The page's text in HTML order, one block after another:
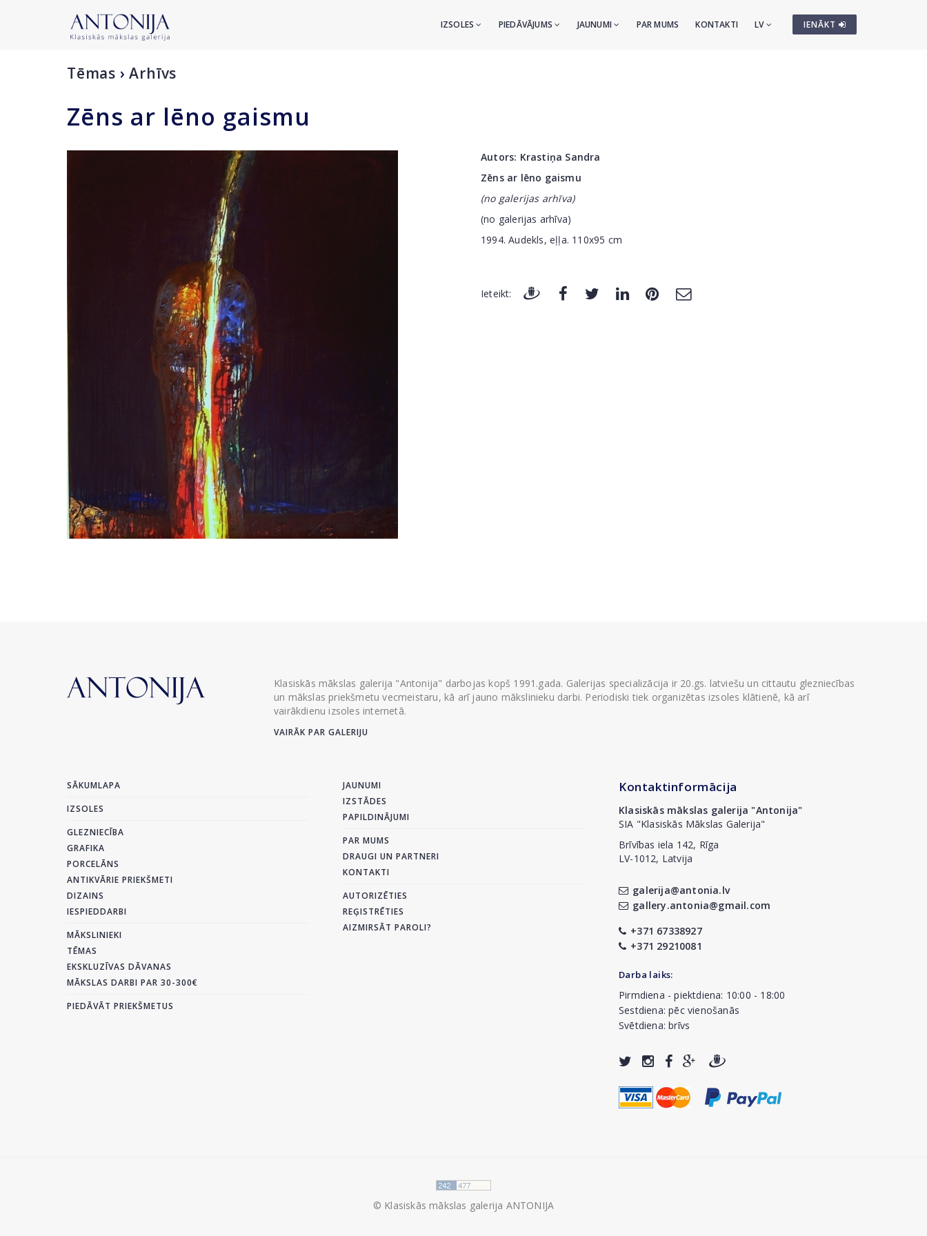
IENĀKT
IZSOLES PIEDĀVĀJUMS JAUNUMI PAR MUMS KONTAKTI LV
Tēmas ›Arhīvs
Zēns ar lēno gaismu
Autors: Krastiņa Sandra
Zēns ar lēno gaismu
(no galerijas arhīva)
(no galerijas arhīva)
1994. Audekls, eļļa. 110x95 cm
Ieteikt:
Klasiskās mākslas galerija "Antonija" darbojas kopš 1991.gada. Galerijas specializācija ir 20.gs. latviešu un cittautu glezniecības
un mākslas priekšmetu vecmeistaru, kā arī jauno mākslinieku darbi. Periodiski tiek organizētas izsoles klātienē, kā arī
vairākdienu izsoles internetā.
VAIRĀK PAR GALERIJU
SĀKUMLAPA
IZSOLES
GLEZNIECĪBA
GRAFIKA
PORCELĀNS
ANTIKVĀRIE PRIEKŠMETI
DIZAINS
IESPIEDDARBI
MĀKSLINIEKI
TĒMAS
EKSKLUZĪVAS DĀVANAS
MĀKSLAS DARBI PAR 30-300€
PIEDĀVĀT PRIEKŠMETUS
JAUNUMI
IZSTĀDES
PAPILDINĀJUMI
PAR MUMS
DRAUGI UN PARTNERI
KONTAKTI
AUTORIZĒTIES
REĢISTRĒTIES
AIZMIRSĀT PAROLI?
Kontaktinformācija
Klasiskās mākslas galerija "Antonija"
SIA "Klasiskās Mākslas Galerija"
Brīvības iela 142, Rīga
LV-1012, Latvija
galerija@antonia.lv
gallery.antonia@gmail.com
+371 67338927
+371 29210081
Darba laiks:
Pirmdiena - piektdiena: 10:00 - 18:00
Sestdiena: pēc vienošanās
Svētdiena: brīvs
© Klasiskās mākslas galerija ANTONIJA